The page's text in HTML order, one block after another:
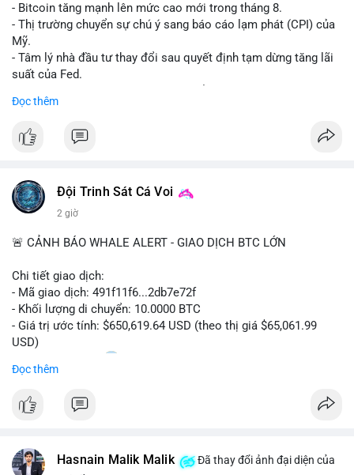
- Bitcoin tăng mạnh lên mức cao mới trong tháng 8.
- Thị trường chuyển sự chú ý sang báo cáo lạm phát (CPI) của
Mỹ.
- Tâm lý nhà đầu tư thay đổi sau quyết định tạm dừng tăng lãi
suất của Fed.
theo.
#bitcoin #btc #cryptonews
#vlikevn #titanbot
📰 Nguồn: Cointelegraph
Đọc thêm
Đội Trinh Sát Cá Voi
2 giờ
🚨 CẢNH BÁO WHALE ALERT - GIAO DỊCH BTC LỚN
Chi tiết giao dịch:
- Mã giao dịch: 491f11f6...2db7e72f
- Khối lượng di chuyển: 10.0000 BTC
- Giá trị ước tính: $650,619.64 USD (theo thị giá $65,061.99
USD)
- Thời gian: 11:20
Nhận định phân tích hành vi của Cá voi dựa trên giao dịch này:
Giao dịch 10 BTC trị giá hơn 650 nghìn USD được thực hiện
lớn. Mức khối lượng này không quá lớn để gây áp lực bán trực
Đọc thêm
Hasnain Malik Malik
Đã thay đổi ảnh đại diện của